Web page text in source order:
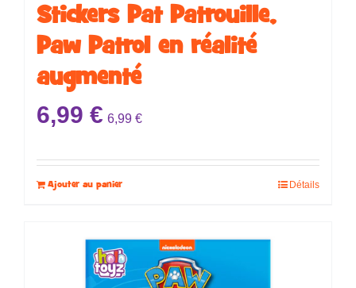
Stickers ​​​​Pat Patrouille,
Paw Patrol en réalité
augmenté
6,99 € 6,99 €
Ajouter au panier Détails